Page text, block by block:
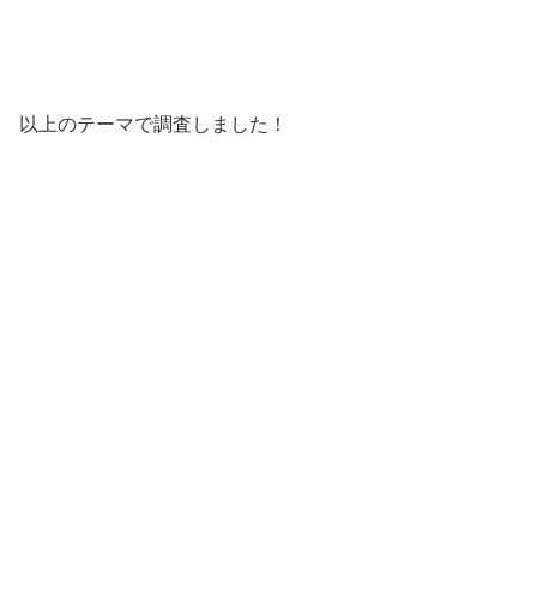
以上のテーマで調査しました！